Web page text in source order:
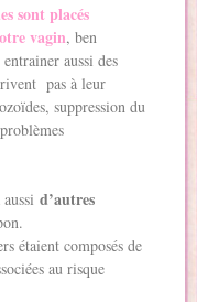
sont placés
vagin, ben
aussi des
pas à leur
suppression du
aussid’autres
étaient composés de
au risque